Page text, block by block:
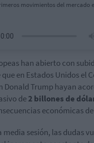
movimientos del mercado
han abierto con
que en Estados Unidos el
Donald Trump hayan
de2 billones de
económicas
media sesión, las dudas